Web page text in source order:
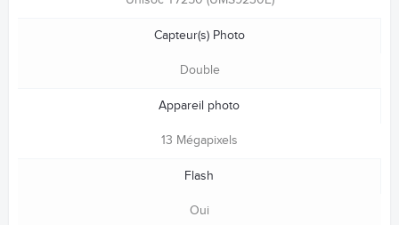
Capteur(s) Photo
Double
Appareil photo
13 Mégapixels
Flash
Oui